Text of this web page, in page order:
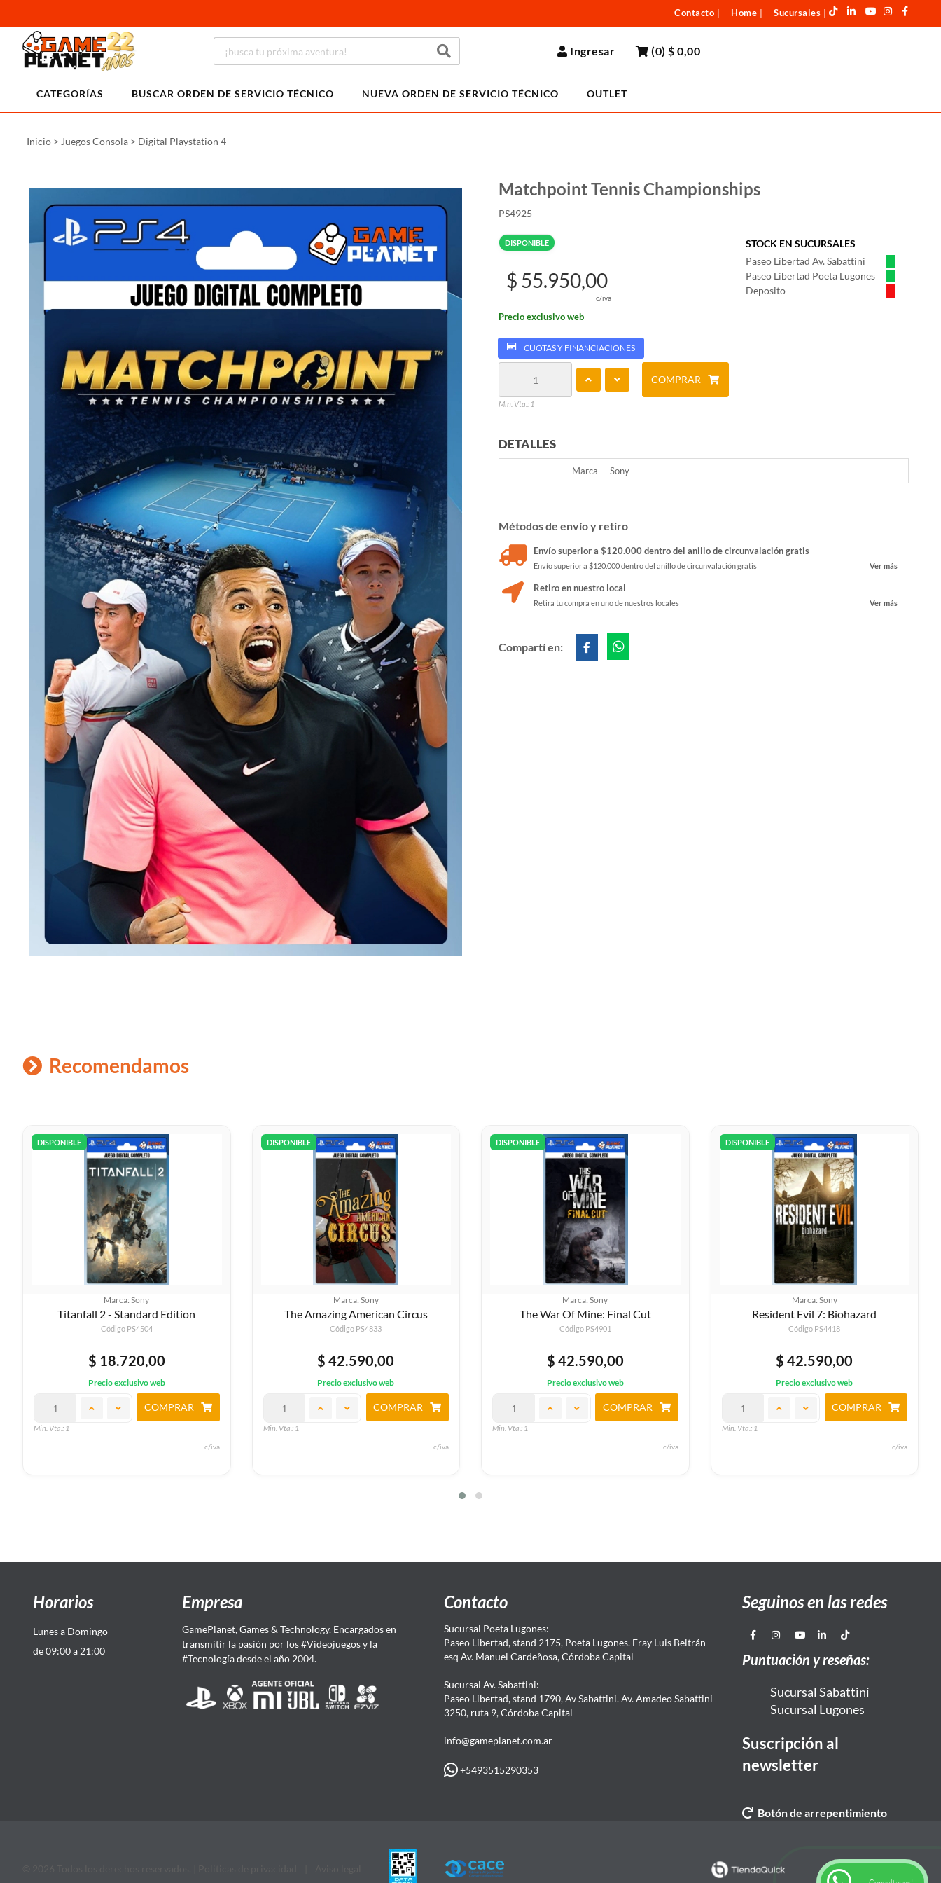
Contacto Home Sucursales
Ingresar (0)$ 0,00
CATEGORÍAS BUSCAR ORDEN DE SERVICIO TÉCNICO NUEVA ORDEN DE SERVICIO TÉCNICO OUTLET
Inicio > Juegos Consola > Digital Playstation 4
Matchpoint Tennis Championships
PS4925
DISPONIBLE
STOCK EN SUCURSALES
Paseo Libertad Av. Sabattini
Paseo Libertad Poeta Lugones
Deposito
$ 55.950,00
c/iva
Precio exclusivo web
CUOTAS Y FINANCIACIONES
Min. Vta.: 1
COMPRAR
DETALLES
Marca Sony
Métodos de envío y retiro
Envío superior a $120.000 dentro del anillo de circunvalación gratis
Envío superior a $120.000 dentro del anillo de circunvalación gratis Ver más
Retiro en nuestro local
Retira tu compra en uno de nuestros locales Ver más
Compartí en:
Recomendamos
DISPONIBLE
Marca: Sony
Titanfall 2 - Standard Edition
Código PS4504
$ 18.720,00
Precio exclusivo web
Min. Vta.: 1
COMPRAR
c/iva
DISPONIBLE
Marca: Sony
The Amazing American Circus
Código PS4833
$ 42.590,00
Precio exclusivo web
Min. Vta.: 1
COMPRAR
c/iva
DISPONIBLE
Marca: Sony
The War Of Mine: Final Cut
Código PS4901
$ 42.590,00
Precio exclusivo web
Min. Vta.: 1
COMPRAR
c/iva
DISPONIBLE
Marca: Sony
Resident Evil 7: Biohazard
Código PS4418
$ 42.590,00
Precio exclusivo web
Min. Vta.: 1
COMPRAR
c/iva
Horarios
Lunes a Domingo
de 09:00 a 21:00
Empresa
GamePlanet, Games & Technology. Encargados en
transmitir la pasión por los #Videojuegos y la
#Tecnología desde el año 2004.
Contacto
Sucursal Poeta Lugones:
Paseo Libertad, stand 2175, Poeta Lugones. Fray Luis Beltrán
esq Av. Manuel Cardeñosa, Córdoba Capital
Sucursal Av. Sabattini:
Paseo Libertad, stand 1790, Av Sabattini. Av. Amadeo Sabattini
3250, ruta 9, Córdoba Capital
info@gameplanet.com.ar
+5493515290353
Seguinos en las redes
Puntuación y reseñas:
Sucursal Sabattini
Sucursal Lugones
Suscripción al
newsletter
Botón de arrepentimiento